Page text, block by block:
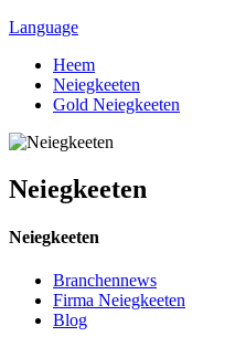
Language
Heem
Neiegkeeten
Gold Neiegkeeten
Neiegkeeten
Neiegkeeten
Branchennews
Firma Neiegkeeten
Blog